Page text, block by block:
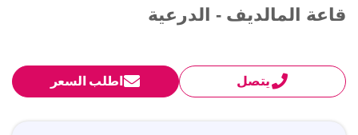
قاعة المالديف - الدرعية
يتصل اطلب السعر